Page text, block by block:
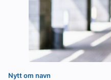
Nytt om navn